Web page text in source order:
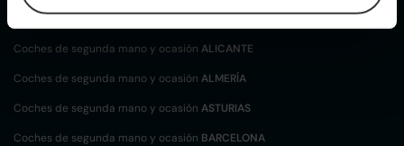
Coches de segunda mano y ocasiónALBACETE
Coches de segunda mano y ocasión ALICANTE
Coches de segunda mano y ocasión ALMERÍA
Coches de segunda mano y ocasión ASTURIAS
Coches de segunda mano y ocasión BARCELONA